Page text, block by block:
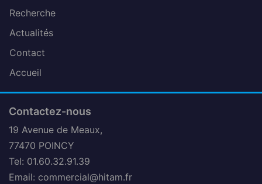
Recherche
Actualités
Contact
Accueil
Contactez-nous
19 Avenue de Meaux,
77470 POINCY
Tel: 01.60.32.91.39
Email: commercial@hitam.fr